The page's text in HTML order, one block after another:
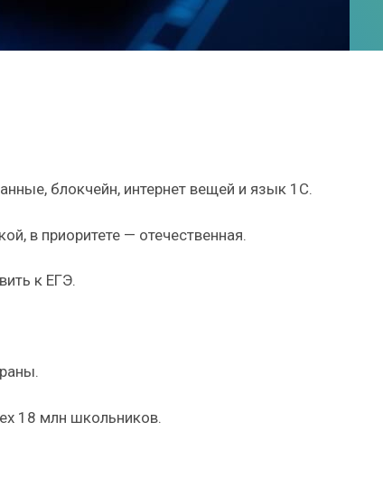
блокчейн, интернет вещей и язык 1С.
в приоритете — отечественная.
к ЕГЭ.
18 млн школьников.